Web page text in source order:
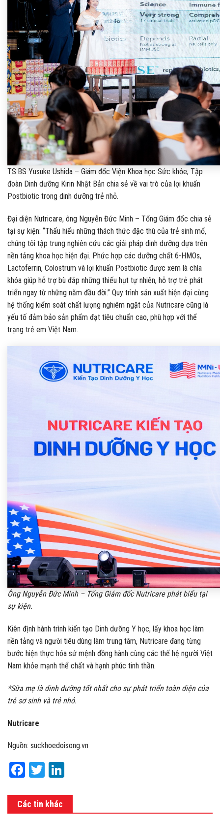
TS.BS Yusuke Ushida – Giám đốc Viện Khoa học Sức khỏe, Tập
đoàn Dinh dưỡng Kirin Nhật Bản chia sẻ về vai trò của lợi khuẩn
Postbiotic trong dinh dưỡng trẻ nhỏ.
Đại diện Nutricare, ông Nguyễn Đức Minh – Tổng Giám đốc chia sẻ
tại sự kiện: “Thấu hiểu những thách thức đặc thù của trẻ sinh mổ,
chúng tôi tập trung nghiên cứu các giải pháp dinh dưỡng dựa trên
nền tảng khoa học hiện đại. Phức hợp các dưỡng chất 6-HMOs,
Lactoferrin, Colostrum và lợi khuẩn Postbiotic được xem là chìa
khóa giúp hỗ trợ bù đắp những thiếu hụt tự nhiên, hỗ trợ trẻ phát
triển ngay từ những năm đầu đời.” Quy trình sản xuất hiện đại cùng
hệ thống kiểm soát chất lượng nghiêm ngặt của Nutricare cũng là
yếu tố đảm bảo sản phẩm đạt tiêu chuẩn cao, phù hợp với thể
trạng trẻ em Việt Nam.
Ông Nguyễn Đức Minh – Tổng Giám đốc Nutricare phát biểu tại
sự kiện.
Kiên định hành trình kiến tạo Dinh dưỡng Y học, lấy khoa học làm
nền tảng và người tiêu dùng làm trung tâm, Nutricare đang từng
bước hiện thực hóa sứ mệnh đồng hành cùng các thế hệ người Việt
Nam khỏe mạnh thể chất và hạnh phúc tinh thần.
*Sữa mẹ là dinh dưỡng tốt nhất cho sự phát triển toàn diện của
trẻ sơ sinh và trẻ nhỏ.
Nutricare
Nguồn: suckhoedoisong.vn
Facebook
Twitter
Các tin khác